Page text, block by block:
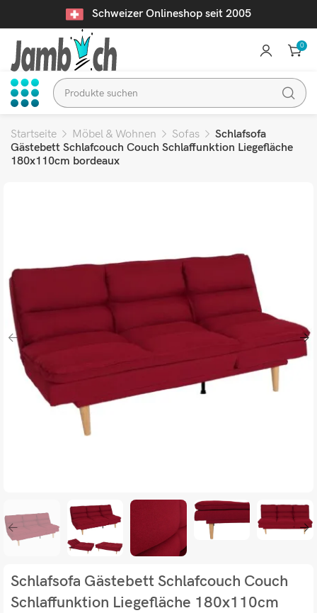
Schweizer Onlineshop seit 2005
0
Startseite Möbel & Wohnen Sofas
Schlafsofa
Gästebett Schlafcouch Couch Schlaffunktion Liegefläche
180x110cm bordeaux
Schlafsofa Gästebett Schlafcouch Couch
Schlaffunktion Liegefläche 180x110cm